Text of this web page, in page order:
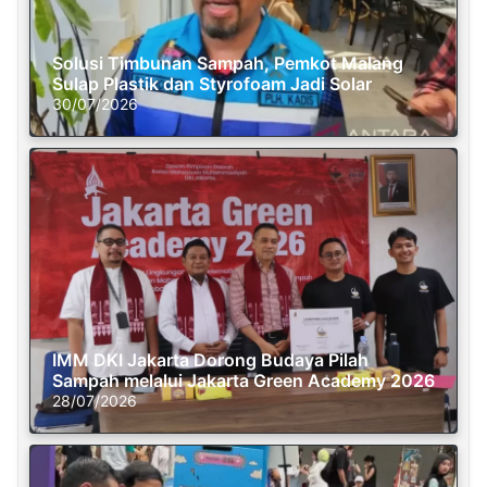
Solusi Timbunan Sampah, Pemkot Malang
Sulap Plastik dan Styrofoam Jadi Solar
30/07/2026
IMM DKI Jakarta Dorong Budaya Pilah
Sampah melalui Jakarta Green Academy 2026
28/07/2026